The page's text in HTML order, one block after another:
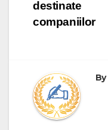
destinate
companiilor
By